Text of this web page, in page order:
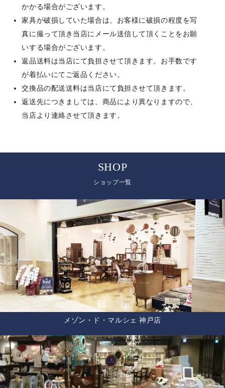
かかる場合がございます。
家具が破損していた場合は、お客様に破損の程度を写
真に撮って頂き当店にメール送信して頂くことをお願
いする場合がございます。
返品送料は当店にて負担させて頂きます。お手数です
が着払いにてご返品ください。
交換品の配送送料は当店にて負担させて頂きます。
返送先につきましては、商品により異なりますので、
当店より連絡させて頂きます。
SHOP
ショップ一覧
メゾン・ド・マルシェ 神戸店